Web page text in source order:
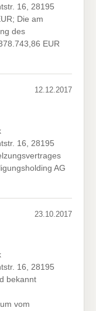
16, 28195
Die am
des
EUR
12.12.2017
16, 28195
AG
23.10.2017
16, 28195
bekannt
vom